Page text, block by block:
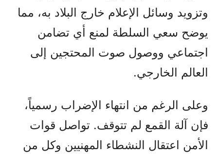
وتزويد وسائل الإعلام خارج البلاد به، مما
يوضح سعي السلطة لمنع أي تضامن
اجتماعي ووصول صوت المحتجين إلى
العالم الخارجي.
وعلى الرغم من انتهاء الإضراب رسمياً،
فإن آلة القمع لم تتوقف. تواصل قوات
الأمن اعتقال النشطاء المهنيين وكل من